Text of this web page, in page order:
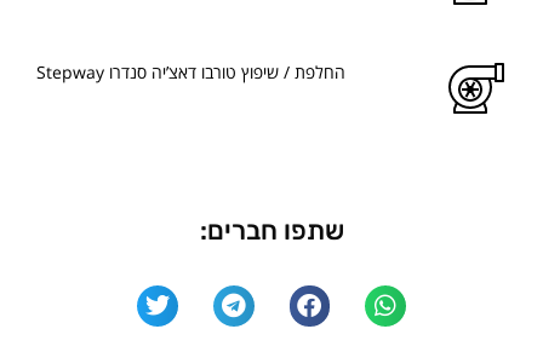
החלפת / שיפוץ טורבו דאצ’יה סנדרו Stepway
שתפו חברים: